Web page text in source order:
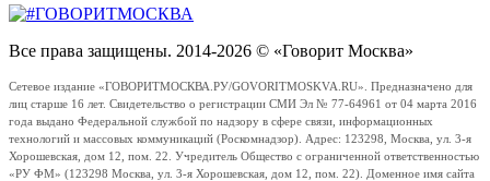
Все права защищены. 2014-2026 © «Говорит Москва»
Сетевое издание «ГОВОРИТМОСКВА.РУ/GOVORITMOSKVA.RU». Предназначено для
лиц старше 16 лет. Свидетельство о регистрации СМИ Эл № 77-64961 от 04 марта 2016
года выдано Федеральной службой по надзору в сфере связи, информационных
технологий и массовых коммуникаций (Роскомнадзор). Адрес: 123298, Москва, ул. 3-я
Хорошевская, дом 12, пом. 22. Учредитель Общество с ограниченной ответственностью
«РУ ФМ» (123298 Москва, ул. 3-я Хорошевская, дом 12, пом. 22). Доменное имя сайта